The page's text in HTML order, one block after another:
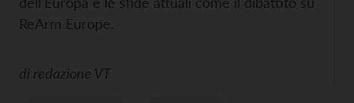
ReArm Europe.
di redazione VT